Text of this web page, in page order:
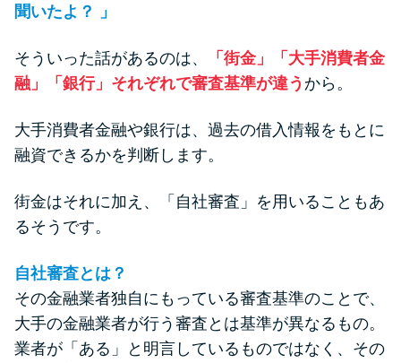
聞いたよ？ 」
そういった話があるのは、
「街金」「大手消費者金
融」「銀行」それぞれで審査基準が違う から。
大手消費者金融や銀行は、過去の借入情報をもとに
融資できるかを判断します。
街金はそれに加え、「自社審査」を用いることもあ
るそうです。
自社審査とは？
その金融業者独自にもっている審査基準のことで、
大手の金融業者が行う審査とは基準が異なるもの。
業者が「ある」と明言しているものではなく、その